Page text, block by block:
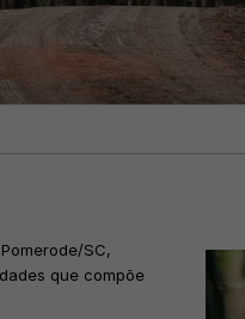
SC,
que compõe